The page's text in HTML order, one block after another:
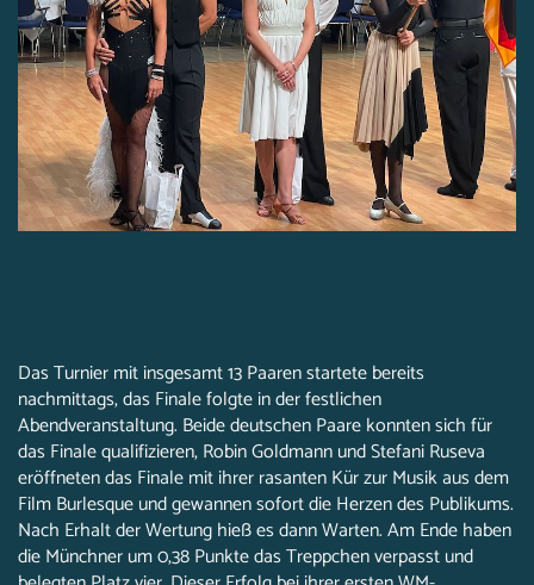
Das Turnier mit insgesamt 13 Paaren startete bereits
nachmittags, das Finale folgte in der festlichen
Abendveranstaltung. Beide deutschen Paare konnten sich für
das Finale qualifizieren, Robin Goldmann und Stefani Ruseva
eröffneten das Finale mit ihrer rasanten Kür zur Musik aus dem
Film Burlesque und gewannen sofort die Herzen des Publikums.
Nach Erhalt der Wertung hieß es dann Warten. Am Ende haben
die Münchner um 0,38 Punkte das Treppchen verpasst und